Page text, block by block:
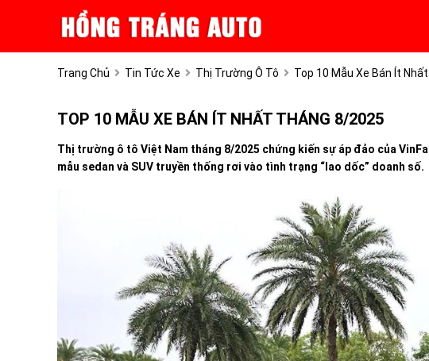
Trang Chủ Tin Tức Xe Thị Trường Ô Tô Top 10 Mẫu Xe Bán Ít
TOP 10 MẪU XE BÁN ÍT NHẤT THÁNG 8/2025
Thị trường ô tô Việt Nam tháng 8/2025 chứng kiến sự áp đảo của
mẫu sedan và SUV truyền thống rơi vào tình trạng “lao dốc” doanh số.